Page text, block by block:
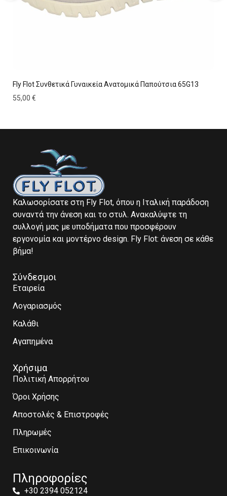
Fly Flot Συνθετικά Γυναικεία Ανατομικά Παπούτσια 65G13
55,00 €
Καλωσορίσατε στη Fly Flot, όπου η Ιταλική παράδοση
συναντά την άνεση και το στυλ. Ανακαλύψτε τη
συλλογή μας με υποδήματα που προσφέρουν
εργονομία και μοντέρνο design. Fly Flot: άνεση σε κάθε
βήμα!
Σύνδεσμοι
Εταιρεία
Λογαριασμός
Καλάθι
Αγαπημένα
Χρήσιμα
Πολιτική Απορρήτου
Όροι Χρήσης
Αποστολές & Επιστροφές
Πληρωμές
Επικοινωνία
Πληροφορίες
+30 2394 052124